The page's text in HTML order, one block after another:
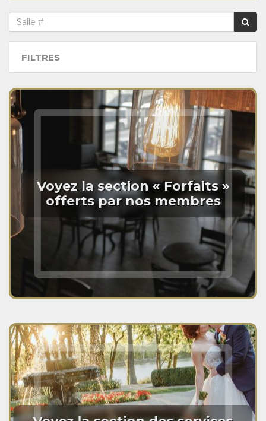
FILTRES
Voyez la section « Forfaits »
offerts par nos membres